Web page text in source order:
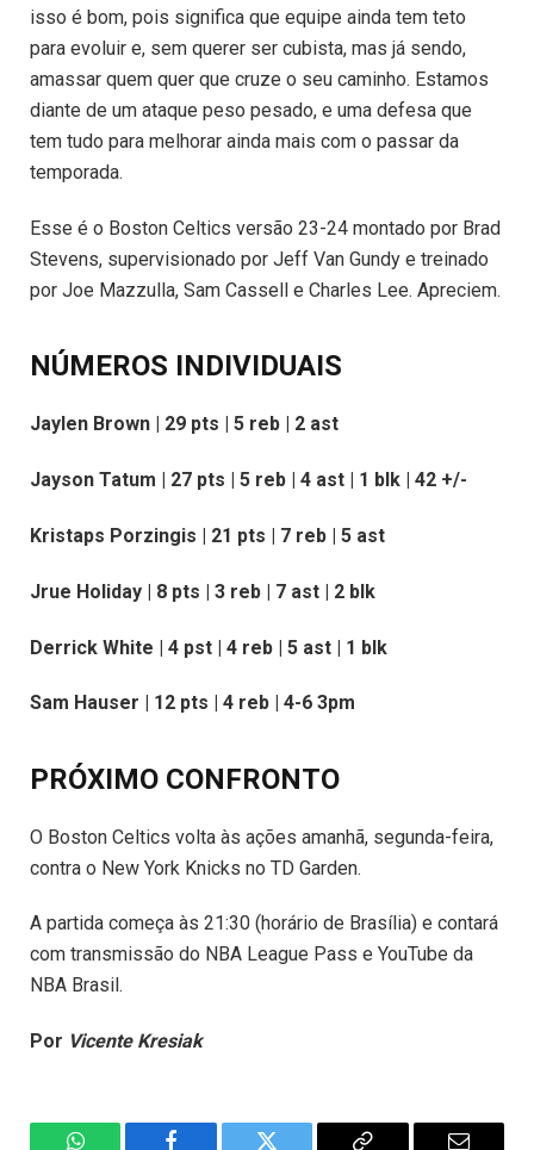
isso é bom, pois significa que equipe ainda tem teto
para evoluir e, sem querer ser cubista, mas já sendo,
amassar quem quer que cruze o seu caminho. Estamos
diante de um ataque peso pesado, e uma defesa que
tem tudo para melhorar ainda mais com o passar da
temporada.
Esse é o Boston Celtics versão 23-24 montado por Brad
Stevens, supervisionado por Jeff Van Gundy e treinado
por Joe Mazzulla, Sam Cassell e Charles Lee. Apreciem.
NÚMEROS INDIVIDUAIS
Jaylen Brown | 29 pts | 5 reb | 2 ast
Jayson Tatum | 27 pts | 5 reb | 4 ast | 1 blk | 42 +/-
Kristaps Porzingis | 21 pts | 7 reb | 5 ast
Jrue Holiday | 8 pts | 3 reb | 7 ast | 2 blk
Derrick White | 4 pst | 4 reb | 5 ast | 1 blk
Sam Hauser | 12 pts | 4 reb | 4-6 3pm
PRÓXIMO CONFRONTO
O Boston Celtics volta às ações amanhã, segunda-feira,
contra o New York Knicks no TD Garden.
A partida começa às 21:30 (horário de Brasília) e contará
com transmissão do NBA League Pass e YouTube da
NBA Brasil.
Por Vicente Kresiak